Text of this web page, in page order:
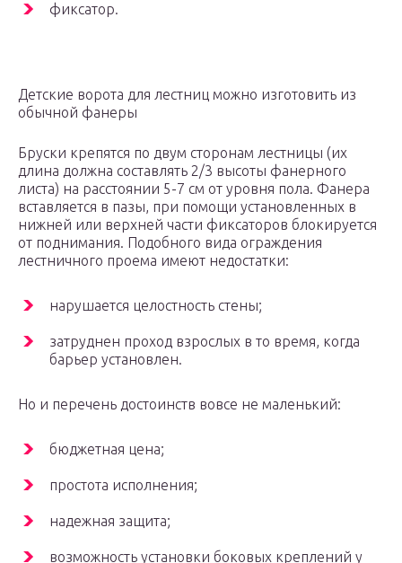
фиксатор.
Детские ворота для лестниц можно изготовить из
обычной фанеры
Бруски крепятся по двум сторонам лестницы (их
длина должна составлять 2/3 высоты фанерного
листа) на расстоянии 5-7 см от уровня пола. Фанера
вставляется в пазы, при помощи установленных в
нижней или верхней части фиксаторов блокируется
от поднимания. Подобного вида ограждения
лестничного проема имеют недостатки:
нарушается целостность стены;
затруднен проход взрослых в то время, когда
барьер установлен.
Но и перечень достоинств вовсе не маленький:
бюджетная цена;
простота исполнения;
надежная защита;
возможность установки боковых креплений у